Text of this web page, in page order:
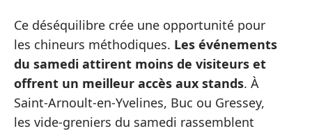
Ce déséquilibre crée une opportunité pour
les chineurs méthodiques. Les événements
du samedi attirent moins de visiteurs et
offrent un meilleur accès aux stands. À
Saint-Arnoult-en-Yvelines, Buc ou Gressey,
les vide-greniers du samedi rassemblent